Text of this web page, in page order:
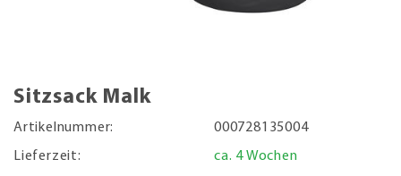
Sitzsack Malk
Artikelnummer:
000728135004
Lieferzeit:
ca. 4 Wochen